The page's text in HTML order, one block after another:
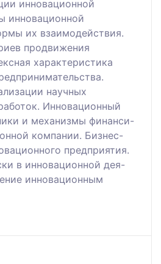
инновационной
инновационной
их взаимодействия.
продвижения
характеристика
научных
Инновационный
и механизмы финанси-
компании. Бизнес-
предприятия.
в инновационной дея-
инновационным